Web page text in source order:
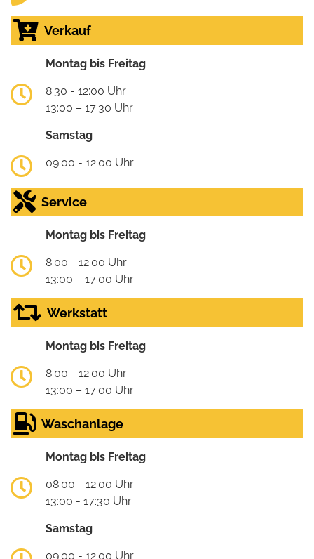
Verkauf
Montag bis Freitag
8:30 - 12:00 Uhr
13:00 – 17:30 Uhr
Samstag
09:00 - 12:00 Uhr
Service
Montag bis Freitag
8:00 - 12:00 Uhr
13:00 – 17:00 Uhr
Werkstatt
Montag bis Freitag
8:00 - 12:00 Uhr
13:00 – 17:00 Uhr
Waschanlage
Montag bis Freitag
08:00 - 12:00 Uhr
13:00 - 17:30 Uhr
Samstag
09:00 - 12:00 Uhr